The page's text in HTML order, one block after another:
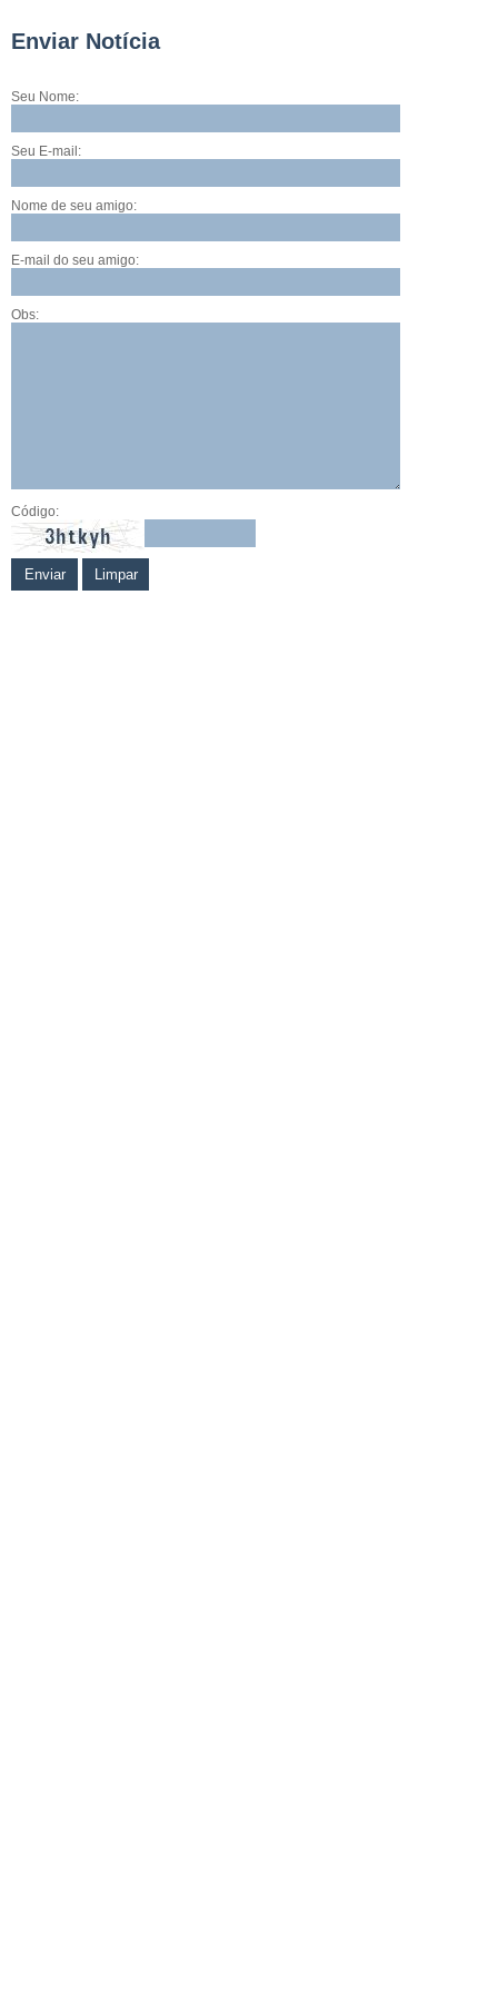
Enviar Notícia
Seu Nome:
Seu E-mail:
Nome de seu amigo:
E-mail do seu amigo:
Obs:
Código: